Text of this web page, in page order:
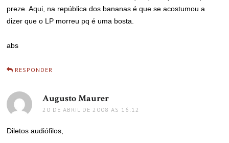
preze. Aqui, na república dos bananas é que se acostumou a
dizer que o LP morreu pq é uma bosta.
abs
RESPONDER
Augusto Maurer
20 DE ABRIL DE 2008 ÀS 16:12
Diletos audiófilos,